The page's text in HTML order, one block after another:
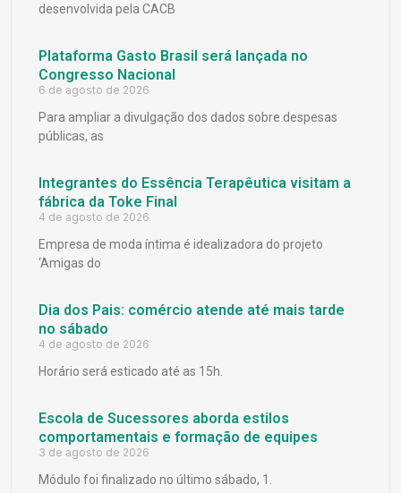
desenvolvida pela CACB
Plataforma Gasto Brasil será lançada no
Congresso Nacional
6 de agosto de 2026
Para ampliar a divulgação dos dados sobre despesas
públicas, as
Integrantes do Essência Terapêutica visitam a
fábrica da Toke Final
4 de agosto de 2026
Empresa de moda íntima é idealizadora do projeto
‘Amigas do
Dia dos Pais: comércio atende até mais tarde
no sábado
4 de agosto de 2026
Horário será esticado até as 15h.
Escola de Sucessores aborda estilos
comportamentais e formação de equipes
3 de agosto de 2026
Módulo foi finalizado no último sábado, 1.